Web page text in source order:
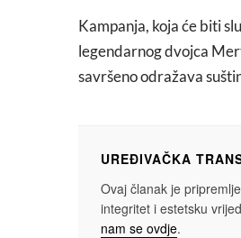
Kampanja, koja će biti
legendarnog dvojca
savršeno odražava
UREĐIVAČKA
Ovaj članak je
integritet i estetsku
nam se ovdje.